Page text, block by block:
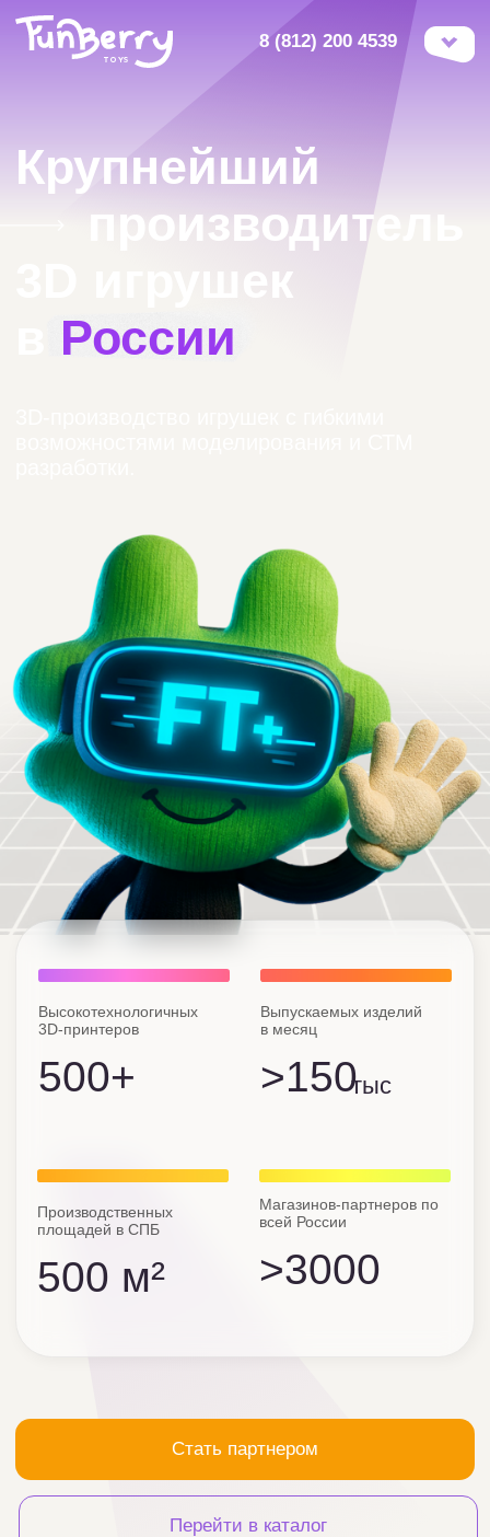
8 (812) 200 4539
разработки.
Стать партнером
Перейти в каталог
⠀⠀производитель
3D игрушек
500+ >150 тыс
500 м² >3000
Высокотехнологичных
3D-принтеров
Выпускаемых изделий
в месяц
Производственных
площадей в СПБ
Магазинов-партнеров по
всей России
FunBerry Toys — это
⠀лаборатория идей
и производство, гделюбая
концепция превращается в⠀⠀